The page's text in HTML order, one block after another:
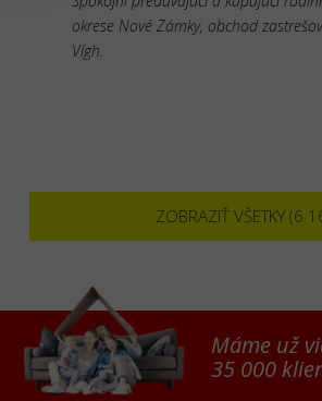
okrese Nové Zámky, obchod
Vígh.
ZOBRAZIŤ VŠETKY (6
Máme už
35 000